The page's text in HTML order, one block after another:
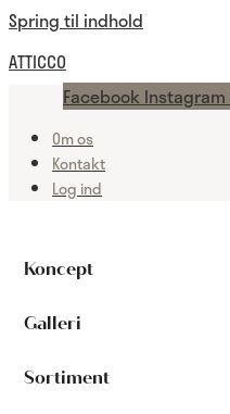
Spring til indhold
ATTICCO
Facebook Instagram
Om os
Kontakt
Log ind
Koncept
Galleri
Sortiment